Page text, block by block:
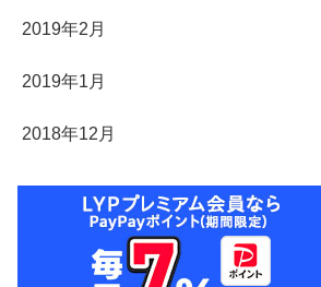
2019年2月
2019年1月
2018年12月